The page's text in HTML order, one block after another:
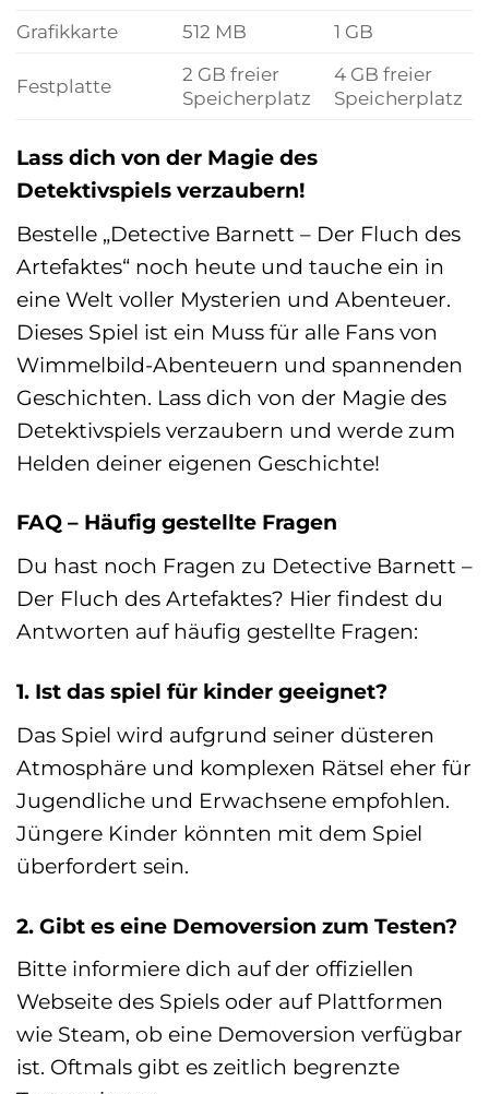
Grafikkarte 512 MB 1 GB
Festplatte
2 GB freier
Speicherplatz
4 GB freier
Speicherplatz
Lass dich von der Magie des
Detektivspiels verzaubern!
Bestelle „Detective Barnett – Der Fluch des
Artefaktes“ noch heute und tauche ein in
eine Welt voller Mysterien und Abenteuer.
Dieses Spiel ist ein Muss für alle Fans von
Wimmelbild-Abenteuern und spannenden
Geschichten. Lass dich von der Magie des
Detektivspiels verzaubern und werde zum
Helden deiner eigenen Geschichte!
FAQ – Häufig gestellte Fragen
Du hast noch Fragen zu Detective Barnett –
Der Fluch des Artefaktes? Hier findest du
Antworten auf häufig gestellte Fragen:
1. Ist das spiel für kinder geeignet?
Das Spiel wird aufgrund seiner düsteren
Atmosphäre und komplexen Rätsel eher für
Jugendliche und Erwachsene empfohlen.
Jüngere Kinder könnten mit dem Spiel
überfordert sein.
2. Gibt es eine Demoversion zum Testen?
Bitte informiere dich auf der offiziellen
Webseite des Spiels oder auf Plattformen
wie Steam, ob eine Demoversion verfügbar
ist. Oftmals gibt es zeitlich begrenzte